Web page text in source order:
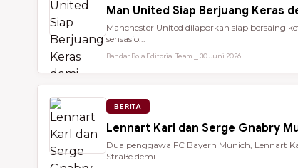
Man United Siap Berjuang Keras
Manchester United dilaporkan siap bersaing
sensasio...
Bandar Bola Editorial Team ⎯ 30 Juni 2026
BERITA
Lennart Karl dan Serge Gnabry
Dua penggawa FC Bayern Munich, Lennart
Straße demi ...